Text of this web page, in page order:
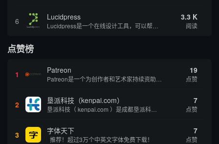
6 Lucidpress 3.3 K
阅读
点赞榜
1 Patreon 19
点赞
2 垦派科技（kenpai.com） 7
点赞
3 字体天下
推荐！超过3万个中英文字体免费下载！
7
点赞